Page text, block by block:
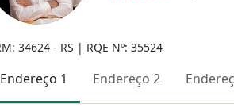
34624 - RS | RQE Nº: 35524
Endereço 1 Endereço 2